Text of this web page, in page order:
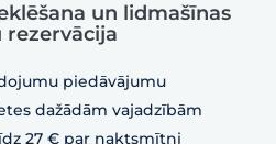
un lidmašīnas
rezervācija
piedāvājumu
dažādām vajadzībām
27 € par naktsmītni